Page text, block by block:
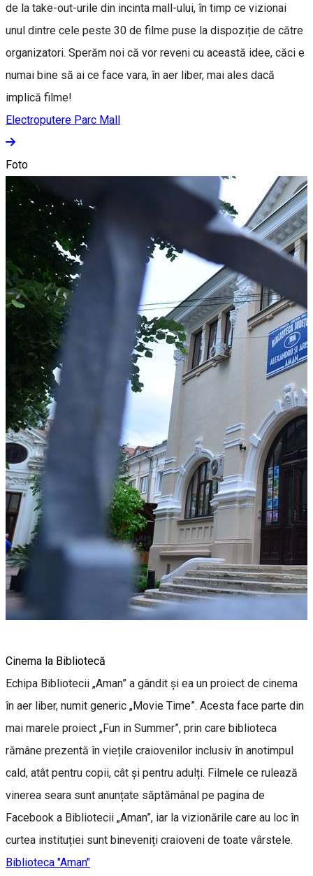
de la take-out-urile din incinta mall-ului, în timp ce vizionai
unul dintre cele peste 30 de filme puse la dispoziție de către
organizatori. Sperăm noi că vor reveni cu această idee, căci e
numai bine să ai ce face vara, în aer liber, mai ales dacă
implică filme!
Electroputere Parc Mall
Foto
Cinema la Bibliotecă
Echipa Bibliotecii „Aman” a gândit și ea un proiect de cinema
în aer liber, numit generic „Movie Time”. Acesta face parte din
mai marele proiect „Fun in Summer”, prin care biblioteca
rămâne prezentă în viețile craiovenilor inclusiv în anotimpul
cald, atât pentru copii, cât și pentru adulți. Filmele ce rulează
vinerea seara sunt anunțate săptămânal pe pagina de
Facebook a Bibliotecii „Aman”, iar la vizionările care au loc în
curtea instituției sunt bineveniți craioveni de toate vârstele.
Biblioteca "Aman"